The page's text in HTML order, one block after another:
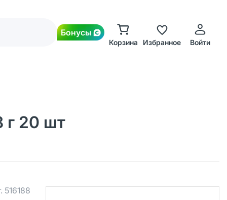
Бонусы
Корзина Избранное Войти
г 20 шт
516188